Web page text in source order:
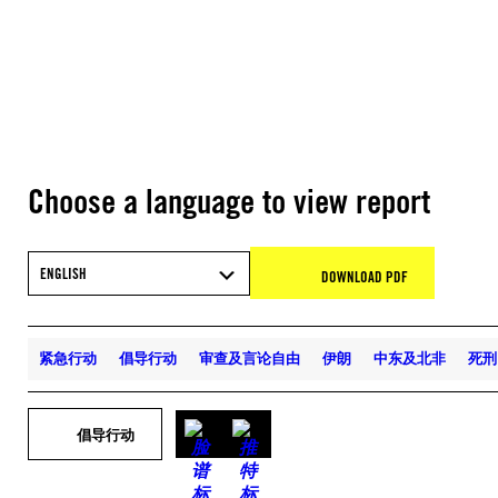
Choose a language to view report
ENGLISH DOWNLOAD PDF
紧急行动 倡导行动 审查及言论自由 伊朗 中东及北非 死刑
倡导行动